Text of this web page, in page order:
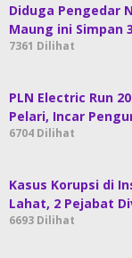
Diduga Pengedar
Maung ini Simpan
7361 Dilihat
PLN Electric Run
Pelari, Incar
6704 Dilihat
Kasus Korupsi di
Lahat, 2 Pejabat
6693 Dilihat